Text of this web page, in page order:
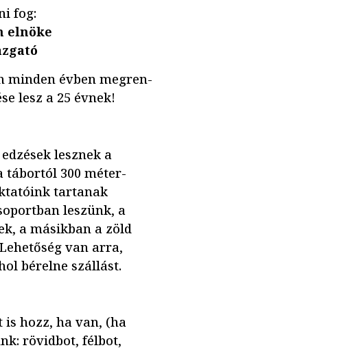
fog:
elnöke
minden évben megren-
lesz a 25 évnek!
lesznek a
tábortól 300 méter-
tartanak
leszünk, a
a másikban a zöld
van arra,
bérelne szállást.
is hozz, ha van, (ha
rövidbot, félbot,